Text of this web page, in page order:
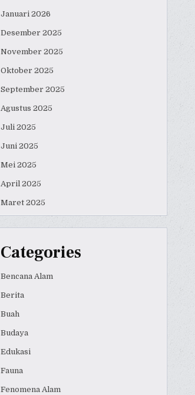
Januari 2026
Desember 2025
November 2025
Oktober 2025
September 2025
Agustus 2025
Juli 2025
Juni 2025
Mei 2025
April 2025
Maret 2025
Categories
Bencana Alam
Berita
Buah
Budaya
Edukasi
Fauna
Fenomena Alam